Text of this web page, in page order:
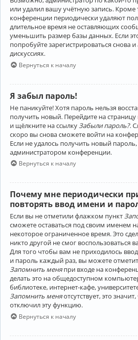
или удалил вашу учётную запись. Кроме
конференции периодически удаляют
длительное время не оставляющих
уменьшить размер базы данных. Если
попробуйте зарегистрироваться снова и
дискуссиях.
Вернуться к началу
Я забыл пароль!
Не паникуйте! Хотя пароль нельзя
получить новый. Перейдите на
и щёлкните на ссылку Забыли пароль?.
скоро вы снова сможете войти на
Если не удалось получить новый пароль,
администратором конференции.
Вернуться к началу
Почему мне периодически
повторять ввод имени и
Если вы не отметили флажком пункт
сможете оставаться под своим именем
некоторое ограниченное время. Это
никто другой не смог воспользоваться
Для того чтобы вам не приходилось
и пароль каждый раз, вы можете
Запомнить меняпри входе на
делать это на общедоступном
библиотеке, интернет-кафе,
Запомнить меняотсутствует, это
отключил эту функцию.
Вернуться к началу